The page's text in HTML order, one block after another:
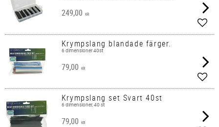
249,00 KR
Add
Krympslang blandade färger.
6 dimensioner 40st
79,00 KR
Add
Krympslang set Svart 40st
6 dimensioner, 40 st
79,00 KR